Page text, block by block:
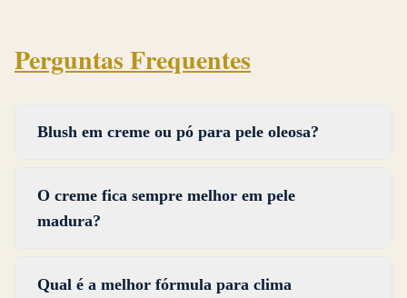
Perguntas Frequentes
Blush em creme ou pó para pele oleosa?
oleosa porque absorve o excesso de oleosidade e
mantém a sua posição durante mais tempo. O
com um pó translúcido leve na zona T e
O creme fica sempre melhor em pele
madura?
dos produtos em pele madura porque assenta
Qual é a melhor fórmula para clima